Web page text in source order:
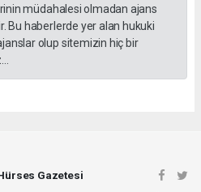
müdahalesi olmadan ajans
Bu haberlerde yer alan hukuki
olup sitemizin hiç bir
Gazetesi